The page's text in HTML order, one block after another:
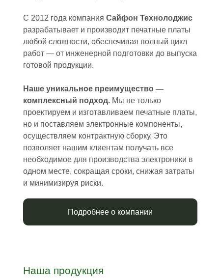
С 2012 года компания Сайфон Технолоджис
разрабатывает и производит печатные платы
любой сложности, обеспечивая полный цикл
работ — от инженерной подготовки до выпуска
готовой продукции.
Наше уникальное преимущество —
комплексный подход.Мы не только
проектируем и изготавливаем печатные платы,
но и поставляем электронные компоненты,
осуществляем контрактную сборку. Это
позволяет нашим клиентам получать все
необходимое для производства электроники в
одном месте, сокращая сроки, снижая затраты
и минимизируя риски.
Подробнее о компании
Наша продукция